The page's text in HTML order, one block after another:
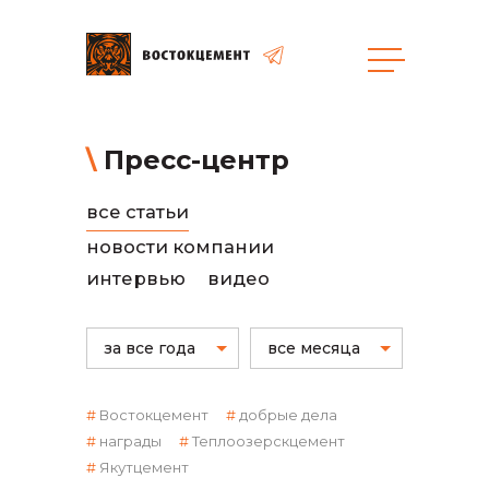
реализация неликвидов
Пресс-центр
все статьи
новости компании
интервью
видео
за все года все месяца
Востокцемент
добрые дела
награды
Теплоозерскцемент
Якутцемент